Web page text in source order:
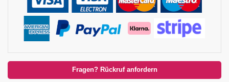
Fragen? Rückruf anfordern